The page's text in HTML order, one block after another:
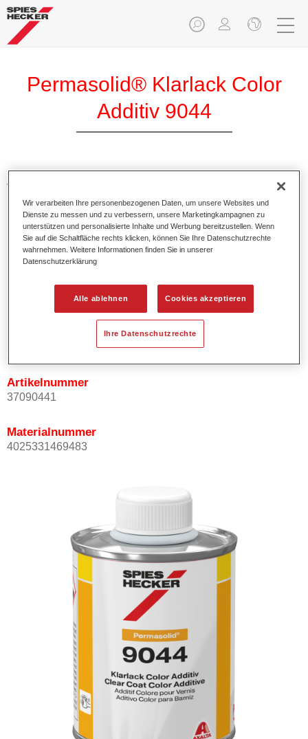
Permasolid® Klarlack Color
Additiv 9044
Additive zum Einfärben von Klarlacken. Sie sorgen für
Permasolid HS Klarlacken.
Produktmerkmale
In praktischen 100 ml Flaschen verpackt.
Artikelnummer
37090441
Materialnummer
4025331469483
Wir verarbeiten Ihre personenbezogenen Daten, um unsere Websites und
Dienste zu messen und zu verbessern, unsere Marketingkampagnen zu
unterstützen und personalisierte Inhalte und Werbung bereitzustellen. Wenn
Sie auf die Schaltfläche rechts klicken, können Sie Ihre Datenschutzrechte
wahrnehmen. Weitere Informationen finden Sie in unserer
Datenschutzerklärung
Alle ablehnen Cookies akzeptieren
Ihre Datenschutzrechte